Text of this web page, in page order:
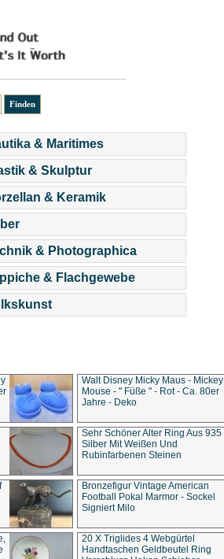
& Maritimes
& Skulptur
& Keramik
& Photographica
& Flachgewebe
Walt Disney Micky Maus - Mickey
Mouse - " Füße " - Rot - Ca. 80er
Jahre - Deko
Sehr Schöner Alter Ring Aus 935
Silber Mit Weißen Und
Rubinfarbenen Steinen
Bronzefigur Vintage American
Football Pokal Marmor - Sockel
Signiert Milo
20 X Triglides 4 Webgürtel
Handtaschen Geldbeutel Ring